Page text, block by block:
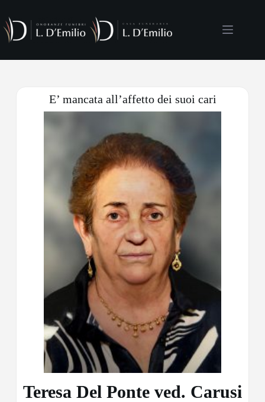
E’ mancata all’affetto dei suoi cari
Teresa Del Ponte ved. Carusi